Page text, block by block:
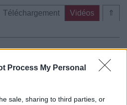
Process My Personal
sale, sharing to third parties, or
⇑
Téléchargement
Vidéos
«Warchild»